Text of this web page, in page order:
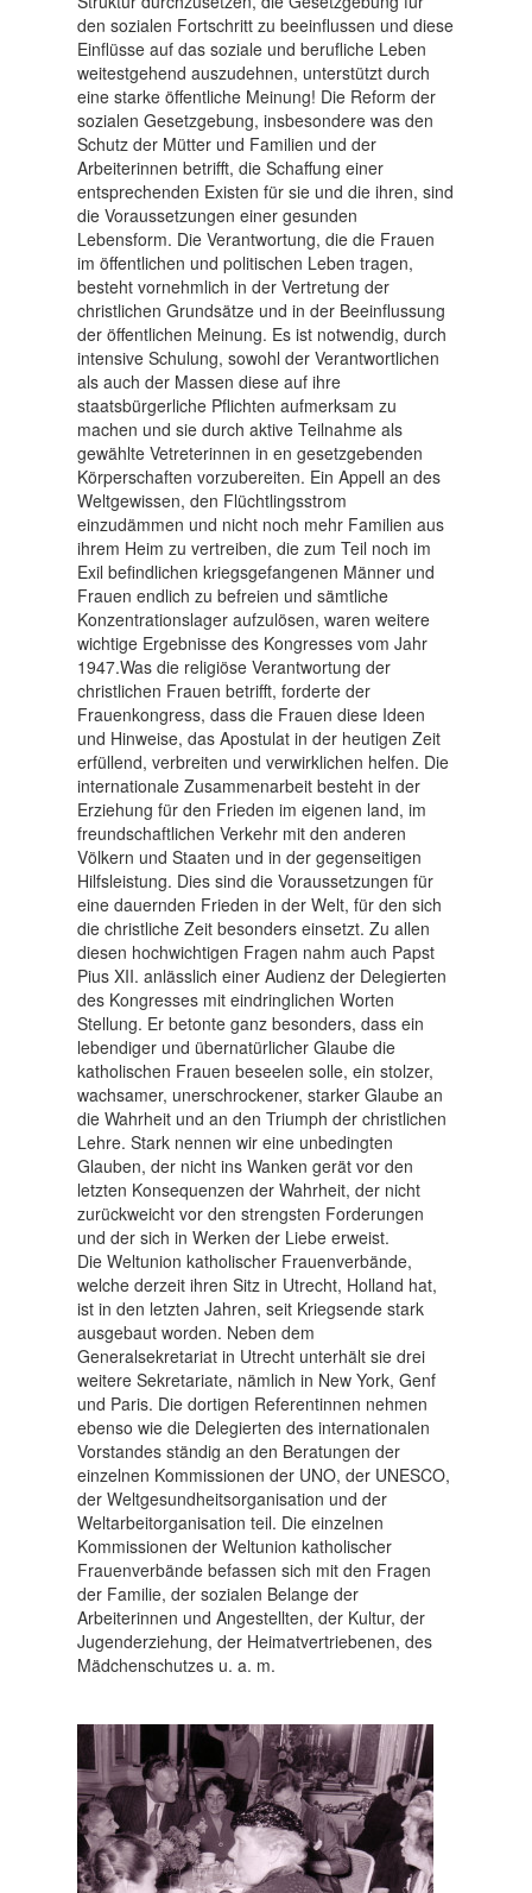
den sozialen Fortschritt zu beeinflussen und diese
Einflüsse auf das soziale und berufliche Leben
weitestgehend auszudehnen, unterstützt durch
eine starke öffentliche Meinung! Die Reform der
sozialen Gesetzgebung, insbesondere was den
Schutz der Mütter und Familien und der
Arbeiterinnen betrifft, die Schaffung einer
entsprechenden Existen für sie und die ihren, sind
die Voraussetzungen einer gesunden
Lebensform. Die Verantwortung, die die Frauen
im öffentlichen und politischen Leben tragen,
besteht vornehmlich in der Vertretung der
christlichen Grundsätze und in der Beeinflussung
der öffentlichen Meinung. Es ist notwendig, durch
intensive Schulung, sowohl der Verantwortlichen
als auch der Massen diese auf ihre
staatsbürgerliche Pflichten aufmerksam zu
machen und sie durch aktive Teilnahme als
gewählte Vetreterinnen in en gesetzgebenden
Körperschaften vorzubereiten. Ein Appell an des
Weltgewissen, den Flüchtlingsstrom
einzudämmen und nicht noch mehr Familien aus
ihrem Heim zu vertreiben, die zum Teil noch im
Exil befindlichen kriegsgefangenen Männer und
Frauen endlich zu befreien und sämtliche
Konzentrationslager aufzulösen, waren weitere
wichtige Ergebnisse des Kongresses vom Jahr
1947.Was die religiöse Verantwortung der
christlichen Frauen betrifft, forderte der
Frauenkongress, dass die Frauen diese Ideen
und Hinweise, das Apostulat in der heutigen Zeit
erfüllend, verbreiten und verwirklichen helfen. Die
internationale Zusammenarbeit besteht in der
Erziehung für den Frieden im eigenen land, im
freundschaftlichen Verkehr mit den anderen
Völkern und Staaten und in der gegenseitigen
Hilfsleistung. Dies sind die Voraussetzungen für
eine dauernden Frieden in der Welt, für den sich
die christliche Zeit besonders einsetzt. Zu allen
diesen hochwichtigen Fragen nahm auch Papst
Pius XII. anlässlich einer Audienz der Delegierten
des Kongresses mit eindringlichen Worten
Stellung. Er betonte ganz besonders, dass ein
lebendiger und übernatürlicher Glaube die
katholischen Frauen beseelen solle, ein stolzer,
wachsamer, unerschrockener, starker Glaube an
die Wahrheit und an den Triumph der christlichen
Lehre. Stark nennen wir eine unbedingten
Glauben, der nicht ins Wanken gerät vor den
letzten Konsequenzen der Wahrheit, der nicht
zurückweicht vor den strengsten Forderungen
und der sich in Werken der Liebe erweist.
Die Weltunion katholischer Frauenverbände,
welche derzeit ihren Sitz in Utrecht, Holland hat,
ist in den letzten Jahren, seit Kriegsende stark
ausgebaut worden. Neben dem
Generalsekretariat in Utrecht unterhält sie drei
weitere Sekretariate, nämlich in New York, Genf
und Paris. Die dortigen Referentinnen nehmen
ebenso wie die Delegierten des internationalen
Vorstandes ständig an den Beratungen der
einzelnen Kommissionen der UNO, der UNESCO,
der Weltgesundheitsorganisation und der
Weltarbeitorganisation teil. Die einzelnen
Kommissionen der Weltunion katholischer
Frauenverbände befassen sich mit den Fragen
der Familie, der sozialen Belange der
Arbeiterinnen und Angestellten, der Kultur, der
Jugenderziehung, der Heimatvertriebenen, des
Mädchenschutzes u. a. m.